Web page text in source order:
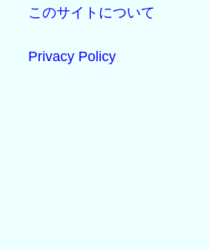
このサイトについて
Privacy Policy